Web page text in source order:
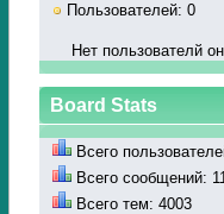
Пользователей: 0
Нет пользователй
Board Stats
Всего
Всего сообщений:
Всего тем: 4003